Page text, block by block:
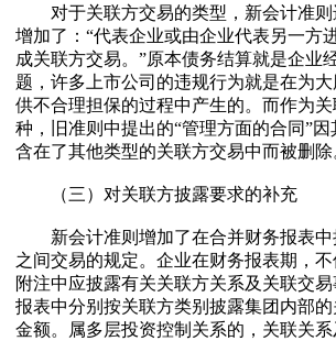
对于关联方交易的类型，新会计准则
增加了：“代表企业或由企业代表另一方
成关联方交易。”原本债务结算就是企业
题，许多上市公司的违规行为就是在为
供不合理担保的过程中产生的。而作为
种，旧准则中提出的“管理方面的合同”
含在了其他类型的关联方交易中而被删除
（三）对关联方披露要求的补充
新会计准则增加了在合并财务报表中
之间交易的规定。企业在财务报表期，
附注中应披露有关关联方关系及关联交
报表中分别按关联方类别披露集团内部
金额。属多层投资控制关系的，关联关